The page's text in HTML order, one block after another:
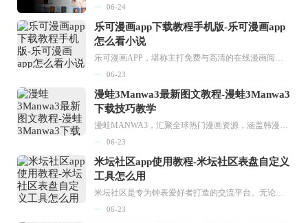
06-24
乐可漫画app下载教程手机版-乐可漫画app
怎么看小说
乐可漫画APP，堪称主打免费与高清的在线漫画阅读神器。其官方版提供海量完整版漫画资源，无论是国内漫画，还是日漫、韩漫、台漫、美漫等国外漫画，应有尽有，随时供你阅读。只需轻点一下，便能直接进入阅读界面。不仅如此，乐可漫画最新版本更新速度极快，在这里，你总能抢先看到全网一手漫画章节内容！...
06-23
漫蛙3Manwa3最新图文教程-漫蛙3Manwa3
下载技巧教学
漫蛙MANWA3，汇聚全球热门漫画资源，涵盖韩漫、欧美漫画、国漫等多种类型，题材丰富多样，全方位满足用户阅读喜好。它不仅是阅读平台，更是创作平台，为广大用户打造零门槛创作环境。...
06-23
米坛社区app使用教程-米坛社区表盘自定义
工具怎么用
米坛社区是专为钟表爱好者打造的交流平台。无论你是初涉钟表领域的普通爱好者，还是拥有多年收藏经验的资深玩家，都能在此找到属于自己的天地。 无需注册，就能轻松参与其中。通过专业的讨论论坛与丰富的交互功能，你可与世界各地的钟表爱好者畅快交流。若你钟情于钟表，米坛社区无疑是值得一试的理想之选。在这里，你能获取最新的手表资讯，交流见解，提升鉴赏品味，让每一块手表都成为收藏故事中重要的一部分。感兴趣的朋友，不要错过下载机会。...
06-23